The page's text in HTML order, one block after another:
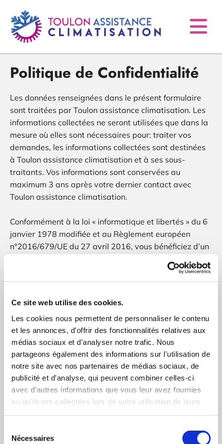
Ce site web utilise des cookies.
Les cookies nous permettent de personnaliser le contenu
et les annonces, d'offrir des fonctionnalités relatives aux
médias sociaux et d'analyser notre trafic. Nous
partageons également des informations sur l'utilisation de
notre site avec nos partenaires de médias sociaux, de
publicité et d'analyse, qui peuvent combiner celles-ci
avec d'autres informations que vous leur avez fournies
ou qu'ils ont collectées lors de votre utilisation de leurs
Nécessaires
Politique de Confidentialité
Les données renseignées dans le présent formulaire
sont traitées par Toulon assistance climatisation. Les
informations collectées ne seront utilisées que dans la
mesure où elles sont nécessaires pour: traiter vos
demandes, les informations collectées sont destinées
à Toulon assistance climatisation et à ses sous-
traitants. Vos informations sont conservées au
maximum 3 ans après votre dernier contact avec
Toulon assistance climatisation.
Conformément à la loi « informatique et libertés » du 6
janvier 1978 modifiée et au Règlement européen
n°2016/679/UE du 27 avril 2016, vous bénéficiez d’un
d’effacement de vos données ou encore de limitation
du traitement.
Vous pouvez également, pour des motifs légitimes,
vous opposer au traitement des données vous
concernant. Vous disposez d’un droit d’accès et de
rectification. Vous avez l'opportunité d'émettre des
directives sur la conservation, la suppression ou la
communication de vos données personnelles après
votre décès. Vous pouvez ainsi exercer vos droits en
nous écrivant à contact@tac83.fr.
accompagnée d’un justificatif d’identité. Enfin, nous